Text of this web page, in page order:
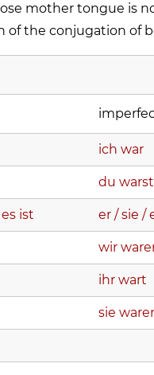
mother tongue is
of the conjugation of
ich war
du warst
ist er / sie /
wir
ihr wart
sie